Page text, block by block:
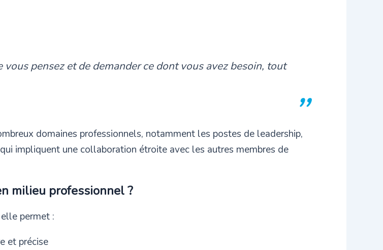
vous pensez et de demander ce dont vous avez besoin, tout
domaines professionnels, notamment les postes de leadership,
impliquent une collaboration étroite avec les autres membres de
milieu professionnel ?
permet :
et précise